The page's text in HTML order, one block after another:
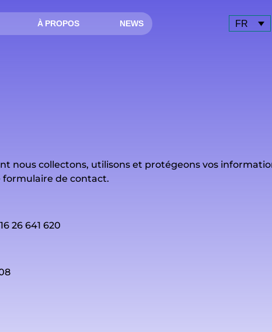
À PROPOS NEWS FR
collectons, utilisons et protégeons vos
formulaire de contact.
26 641 620